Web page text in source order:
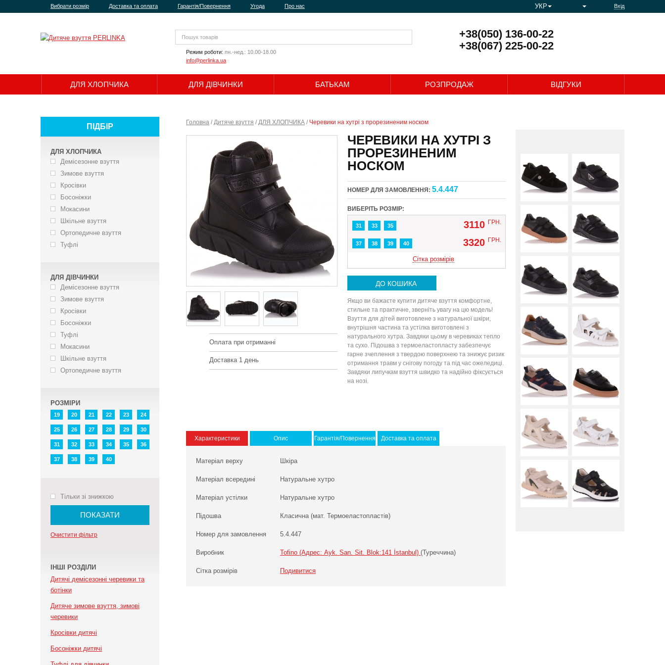
Вибрати розмір Доставка та оплата Гарантія/Повернення Угода Про нас Вхід
УКР
Режим роботи: пн.-нед.: 10.00-18.00
info@perlinka.ua
+38(050) 136-00-22
+38(067) 225-00-22
ДЛЯ ХЛОПЧИКА ДЛЯ ДІВЧИНКИ БАТЬКАМ РОЗПРОДАЖ ВІДГУКИ
Головна /Дитяче взуття /ДЛЯ ХЛОПЧИКА / Черевики на хутрі з прорезиненим носком
Оплата при отриманні
Доставка 1 день
ЧЕРЕВИКИ НА ХУТРІ З
ПРОРЕЗИНЕНИМ
НОСКОМ
НОМЕР ДЛЯ ЗАМОВЛЕННЯ: 5.4.447
ВИБЕРІТЬ РОЗМІР:
31 33 35 3110 ГРН.
37 38 39 40 3320 ГРН.
Сітка розмірів
ДО КОШИКА
Якщо ви бажаєте купити дитяче взуття комфортне,
стильне та практичне, зверніть увагу на цю модель!
Взуття для дітей виготовлене з натуральної шкіри,
внутрішня частина та устілка виготовлені з
натурального хутра. Завдяки цьому в черевиках тепло
та сухо. Підошва з термоеластопласту забезпечує
гарне зчеплення з твердою поверхнею та знижує ризик
отримання травм у снігову погоду та під час ожеледиці.
Завдяки липучкам взуття швидко та надійно фіксується
на нозі.
Характеристики Опис Гарантія/Повернення Доставка та оплата
Матеріал верху Шкіра
Матеріал всередині Натуральне хутро
Матеріал устілки Натуральне хутро
Підошва Класична (мат. Термоеластопластів)
Номер для замовлення 5.4.447
Виробник Tofino (Адрес: Ayk. San. Sit. Blok:141 İstanbul) (Туреччина)
Сітка розмірів Подивитися
Вверх
ПІДБІР
ДЛЯ ХЛОПЧИКА
Демісезонне взуття
Зимове взуття
Кросівки
Босоніжки
Мокасини
Шкільне взуття
Ортопедичне взуття
Туфлі
ДЛЯ ДІВЧИНКИ
Демісезонне взуття
Зимове взуття
Кросівки
Босоніжки
Туфлі
Мокасини
Шкільне взуття
Ортопедичне взуття
РОЗМІРИ
19 20 21 22 23 24
25 26 27 28 29 30
31 32 33 34 35 36
37 38 39 40
Тільки зі знижкою
ПОКАЗАТИ
Очистити фільтр
ІНШІ РОЗДІЛИ
Дитячі демісезонні черевики та
ботінки
Дитяче зимове взуття, зимові
черевики
Кросівки дитячі
Босоніжки дитячі